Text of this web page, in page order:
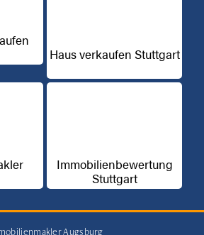
Haus verkaufen Stuttgart
Immobilienbewertung
Stuttgart
Augsburg